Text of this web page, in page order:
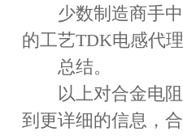
少数制造商手中
的工艺TDK电感代
总结。
以上对合金电阻
到更详细的信息，